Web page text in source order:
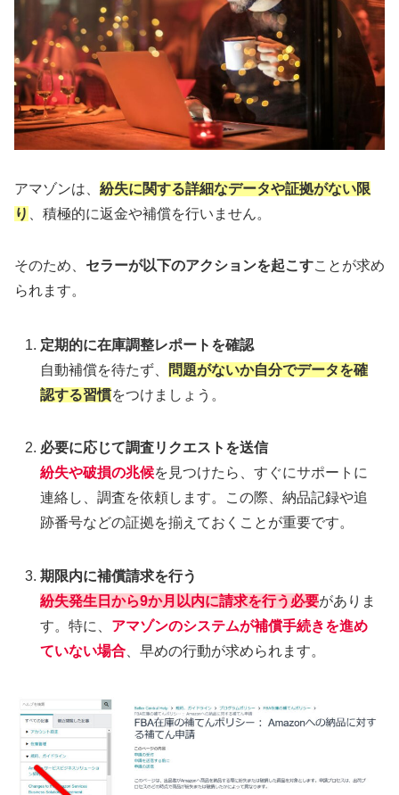
アマゾンは、 紛失に関する詳細なデータや証拠がない限
り
、積極的に返金や補償を行いません。
そのため、 セラーが以下のアクションを起こすことが求め
られます。
定期的に在庫調整レポートを確認
自動補償を待たず、
問題がないか自分でデータを確
認する習慣をつけましょう。
必要に応じて調査リクエストを送信
紛失や破損の兆候を見つけたら、すぐにサポートに
連絡し、調査を依頼します。この際、納品記録や追
跡番号などの証拠を揃えておくことが重要です。
期限内に補償請求を行う
紛失発生日から9か月以内に請求を行う必要がありま
す。特に、 アマゾンのシステムが補償手続きを進め
ていない場合 、早めの行動が求められます。